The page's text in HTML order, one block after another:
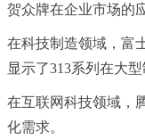
贺众牌在企业市场的
在科技制造领域，富
显示了313系列在大
在互联网科技领域，
化需求。